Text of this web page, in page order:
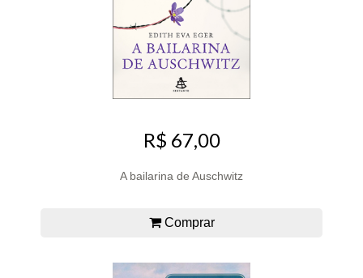
R$ 67,00
A bailarina de Auschwitz
Comprar